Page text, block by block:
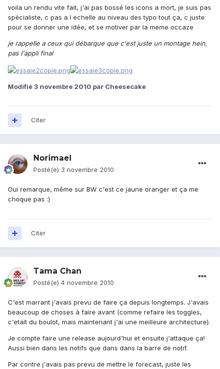
voila un rendu vite fait, j'ai pas bossé les icons a mort, je suis pas
spécialiste, c pas a l echelle au niveau des typo tout ça, c juste
pour se donner une idée, et se motiver par la meme occaze
je rappelle a ceux qui débarque que c'est juste un montage hein,
pas l'appli final
Modifié 3 novembre 2010 par Cheesecake
Citer
Norimael
Posté(e) 3 novembre 2010
Oui remarque, même sur BW c'est ce jaune oranger et ça me
choque pas :)
Citer
Tama Chan
Posté(e) 4 novembre 2010
C'est marrant j'avais prevu de faire ça depuis longtemps. J'avais
beaucoup de choses à faire avant (comme refaire les toggles,
c'etait du boulot, mais maintenant j'ai une meilleure architecture).
Je compte faire une release aujourd'hui et ensuite j'attaque ça!
Aussi bien dans les notifs que dans dans la barre de notif.
Par contre j'avais pas prevu de mettre le forecast, juste les